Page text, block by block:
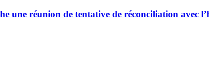
une réunion de tentative de réconciliation avec